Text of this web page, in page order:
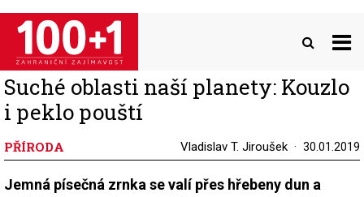
Přejít
hlavnímu
obsahu
Suché oblasti naší planety: Kouzlo
i peklo pouští
PŘÍRODA Vladislav T. Jiroušek 30.01.2019
Jemná písečná zrnka se valí přes hřebeny dun a